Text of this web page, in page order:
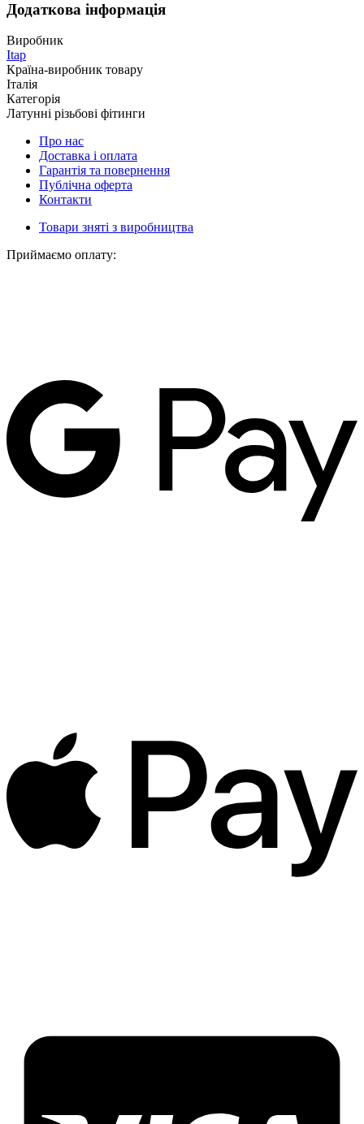
Додаткова інформація
Виробник
Itap
Країна-виробник товару
Італія
Категорія
Латунні різьбові фітинги
Про нас
Доставка і оплата
Гарантія та повернення
Публічна оферта
Контакти
Товари зняті з виробництва
Приймаємо оплату: